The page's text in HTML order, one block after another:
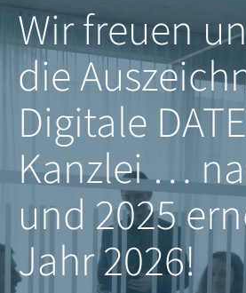
Wir freuen
die
Digitale
Kanzlei …
und 2025
Jahr 2026!